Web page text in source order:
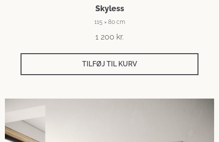
Skyless
115 × 80 cm
1 200 kr.
TILFØJ TIL KURV